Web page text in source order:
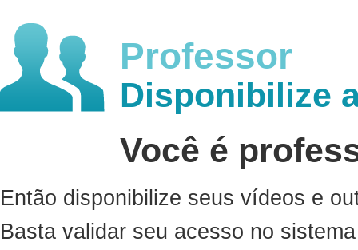
Professor
Disponibilize
Você é
Então disponibilize seus vídeos e
Basta validar seu acesso no